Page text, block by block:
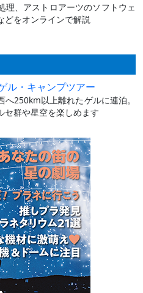
理、アストロアーツのソフトウェ
どをオンラインで解説
ル・キャンプツアー
へ250km以上離れたゲルに連泊。
セ群や星空を楽しめます